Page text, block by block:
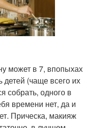
может в 7, впопыхах
(чаще всего их
собрать, одного в
времени нет, да и
Прическа, макияж